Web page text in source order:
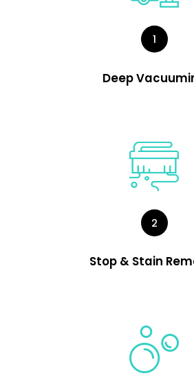
1
Deep
2
Stop & Stain